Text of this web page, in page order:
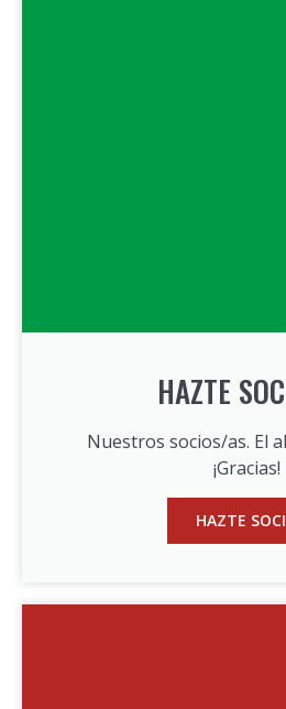
HAZTE
Nuestros socios/as. El
¡Gracias!
HAZTE